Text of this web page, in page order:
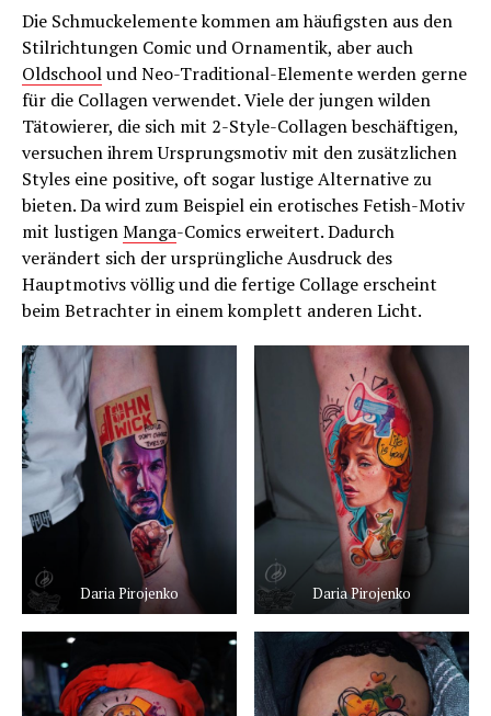
Die Schmuckelemente kommen am häufigsten aus den
Stilrichtungen Comic und Ornamentik, aber auch
Oldschoolund Neo-Traditional-Elemente werden gerne
für die Collagen verwendet. Viele der jungen wilden
Tätowierer, die sich mit 2-Style-Collagen beschäftigen,
versuchen ihrem Ursprungsmotiv mit den zusätzlichen
Styles eine positive, oft sogar lustige Alternative zu
bieten. Da wird zum Beispiel ein erotisches Fetish-Motiv
mit lustigenManga-Comics erweitert. Dadurch
verändert sich der ursprüngliche Ausdruck des
Hauptmotivs völlig und die fertige Collage erscheint
beim Betrachter in einem komplett anderen Licht.
Daria Pirojenko Daria Pirojenko